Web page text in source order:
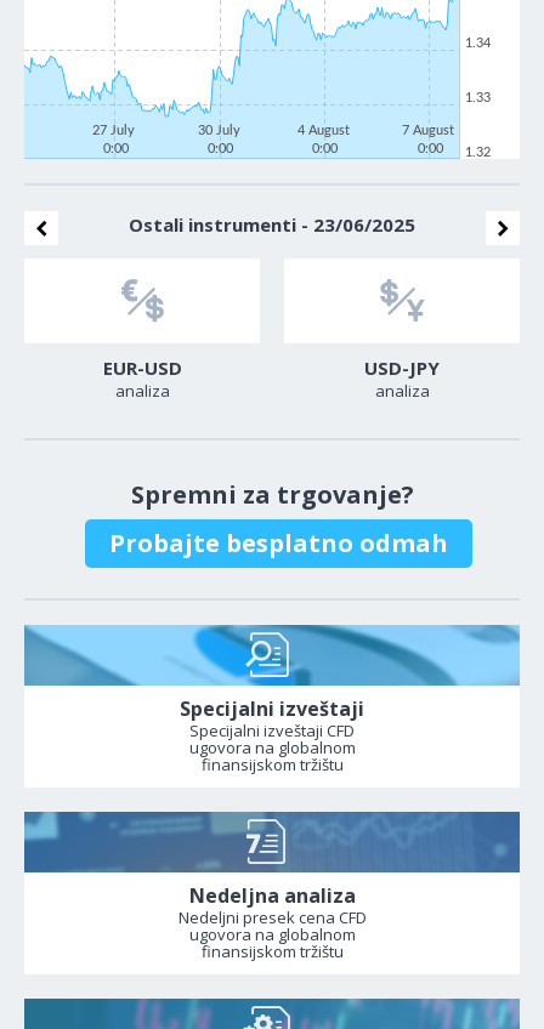
27 July
0:00
30 July
0:00
4 August
0:00
7 August
0:00
1.32
1.33
1.34
Ostali instrumenti - 23/06/2025
EUR-USD
analiza
USD-JPY
analiza
Spremni za trgovanje?
Probajte besplatno odmah
Specijalni izveštaji
Specijalni izveštaji CFD
ugovora na globalnom
finansijskom tržištu
Nedeljna analiza
Nedeljni presek cena CFD
ugovora na globalnom
finansijskom tržištu